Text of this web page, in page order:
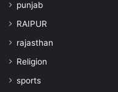
punjab
RAIPUR
rajasthan
Religion
sports